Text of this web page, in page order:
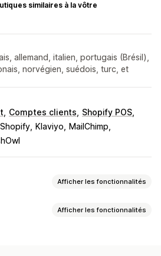
similaires à la vôtre
allemand, italien, portugais (Brésil),
norvégien, suédois, turc, et
Comptes clients
Shopify POS
Klaviyo
MailChimp
Afficher les fonctionnalités
Afficher les fonctionnalités